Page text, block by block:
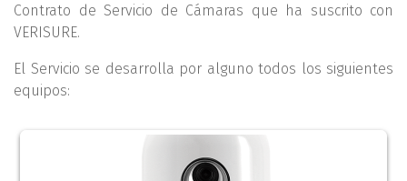
Contrato de Servicio de Cámaras que ha suscrito con
VERISURE.
El Servicio se desarrolla por alguno todos los siguientes
equipos: